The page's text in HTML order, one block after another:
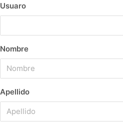
Usuaro
Nombre
Apellido